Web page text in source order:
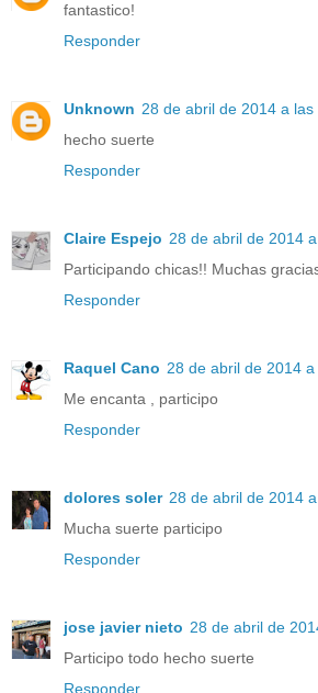
fantastico!
Responder
Unknown 28 de abril de 2014 a las
hecho suerte
Responder
Claire Espejo 28 de abril de 2014
Participando chicas!! Muchas
Responder
Raquel Cano 28 de abril de 2014
Me encanta , participo
Responder
dolores soler 28 de abril de 2014
Mucha suerte participo
Responder
jose javier nieto 28 de abril de
Participo todo hecho suerte
Responder